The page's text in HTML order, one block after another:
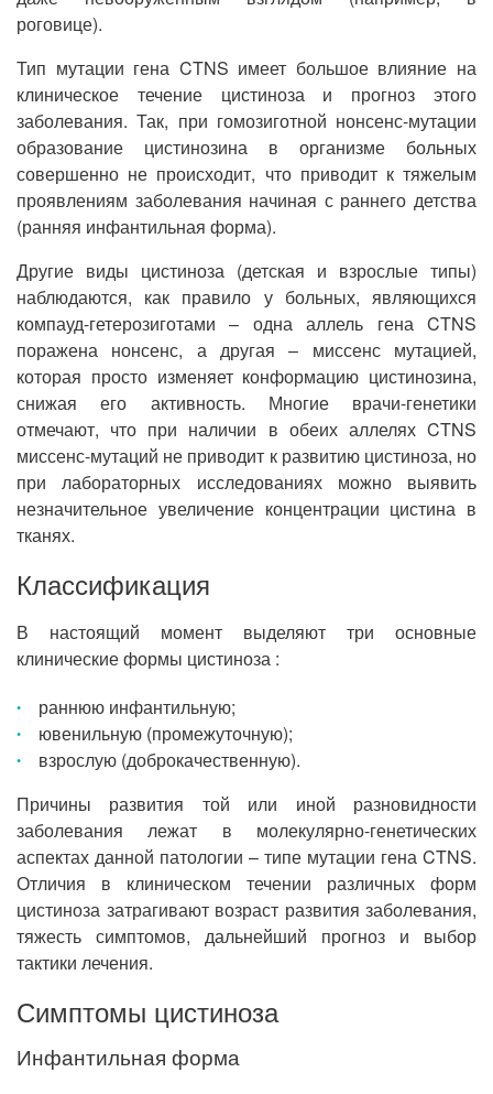
роговице).
Тип мутации гена CTNS имеет большое влияние на
клиническое течение цистиноза и прогноз этого
заболевания. Так, при гомозиготной нонсенс-мутации
образование цистинозина в организме больных
совершенно не происходит, что приводит к тяжелым
проявлениям заболевания начиная с раннего детства
(ранняя инфантильная форма).
Другие виды цистиноза (детская и взрослые типы)
наблюдаются, как правило у больных, являющихся
компауд-гетерозиготами – одна аллель гена CTNS
поражена нонсенс, а другая – миссенс мутацией,
которая просто изменяет конформацию цистинозина,
снижая его активность. Многие врачи-генетики
отмечают, что при наличии в обеих аллелях CTNS
миссенс-мутаций не приводит к развитию цистиноза, но
при лабораторных исследованиях можно выявить
незначительное увеличение концентрации цистина в
тканях.
Классификация
В настоящий момент выделяют три основные
клинические формы цистиноза :
раннюю инфантильную;
ювенильную (промежуточную);
взрослую (доброкачественную).
Причины развития той или иной разновидности
заболевания лежат в молекулярно-генетических
аспектах данной патологии – типе мутации гена CTNS.
Отличия в клиническом течении различных форм
цистиноза затрагивают возраст развития заболевания,
тяжесть симптомов, дальнейший прогноз и выбор
тактики лечения.
Симптомы цистиноза
Инфантильная форма